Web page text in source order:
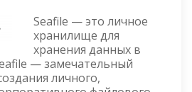
Seafile — это личное
хранилище для
хранения данных в
— замечательный
личного,